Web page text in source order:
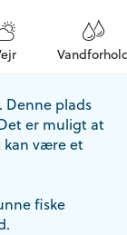
Denne plads
er muligt at
kan være et
fiske